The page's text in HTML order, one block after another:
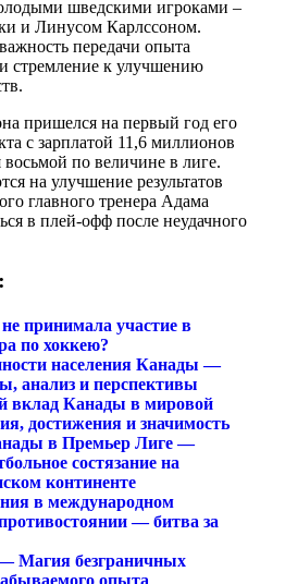
шведскими игроками –
и Линусом Карлссоном.
передачи опыта
стремление к улучшению
пришелся на первый год его
с зарплатой 11,6 миллионов
по величине в лиге.
на улучшение результатов
главного тренера Адама
в плей-офф после неудачного
принимала участие в
по хоккею?
населения Канады —
анализ и перспективы
вклад Канады в мировой
достижения и значимость
в Премьер Лиге —
состязание на
континенте
в международном
— битва за
Магия безграничных